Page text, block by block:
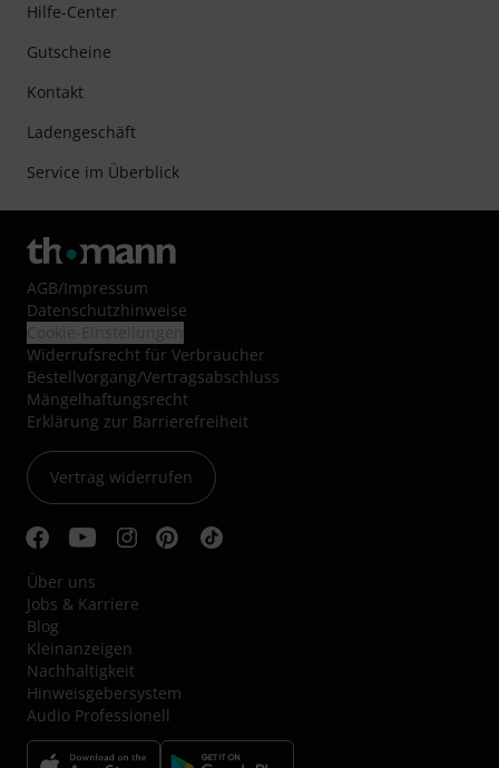
Hilfe-Center
Gutscheine
Kontakt
Ladengeschäft
Service im Überblick
AGB/Impressum
Datenschutzhinweise
Widerrufsrecht für Verbraucher
Bestellvorgang/Vertragsabschluss
Mängelhaftungsrecht
Erklärung zur Barrierefreiheit
Vertrag widerrufen
Über uns
Jobs & Karriere
Blog
Kleinanzeigen
Nachhaltigkeit
Hinweisgebersystem
Audio Professionell